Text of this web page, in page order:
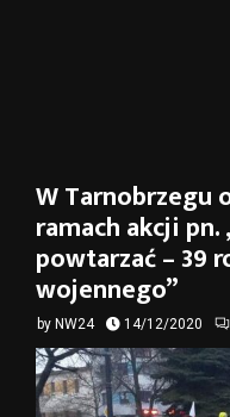
W Tarnobrzegu
ramach akcji
powtarzać – 39
wojennego”
by NW24 14/12/2020